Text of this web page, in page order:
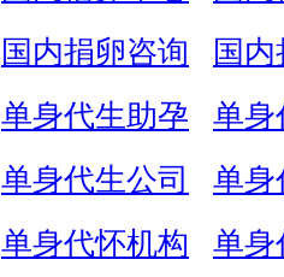
国内捐卵咨询
国
单身代生助孕
单身
单身代生公司
单身
单身代怀机构
单身